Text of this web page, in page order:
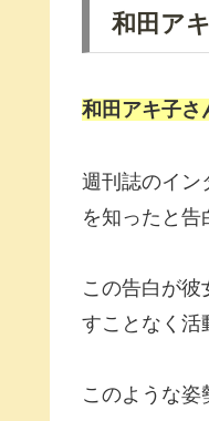
和田ア
和田アキ子さ
週刊誌のイン
を知ったと告
この告白が彼
すことなく活
このような姿